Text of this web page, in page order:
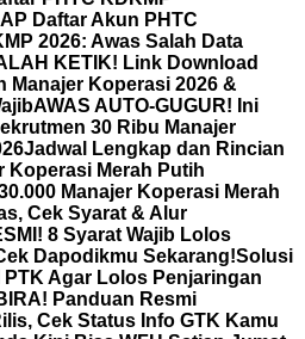
Daftar Akun PHTC
2026: Awas Salah Data
KETIK! Link Download
Manajer Koperasi 2026 &
AWAS AUTO-GUGUR! Ini
30 Ribu Manajer
Jadwal Lengkap dan Rincian
Koperasi Merah Putih
Manajer Koperasi Merah
Cek Syarat & Alur
8 Syarat Wajib Lolos
Dapodikmu Sekarang!Solusi
PTK Agar Lolos Penjaringan
Panduan Resmi
Cek Status Info GTK Kamu